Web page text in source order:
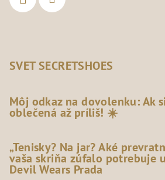
SVET SECRETSHOES
Môj odkaz na dovolenku: Ak
oblečená až príliš! ☀️
„Tenisky? Na jar? Aké
vaša skriňa zúfalo potrebuje
Devil Wears Prada